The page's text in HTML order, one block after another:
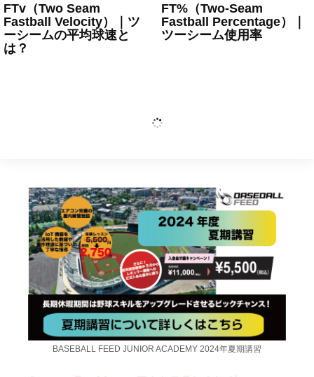
FTv（Two Seam
Fastball Velocity）｜ツ
ーシームの平均球速と
は？
FT%（Two-Seam
Fastball Percentage）｜
ツーシーム使用率
BASEBALL FEED JUNIOR ACADEMY 2024年夏期講習